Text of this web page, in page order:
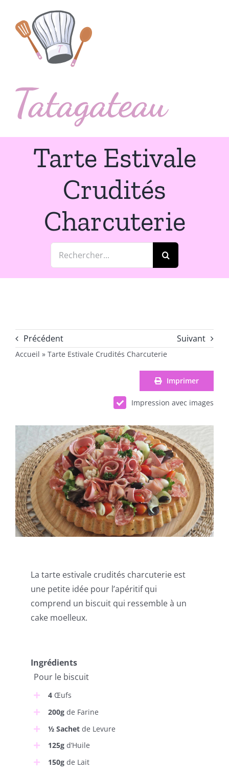
contenu
Tarte Estivale
Crudités
Charcuterie
Rechercher:
Précédent Suivant
Accueil » Tarte Estivale Crudités Charcuterie
Imprimer
Impression avec images
La tarte estivale crudités charcuterie est
une petite idée pour l’apéritif qui
comprend un biscuit qui ressemble à un
cake moelleux.
Ingrédients
Pour le biscuit
4Œufs
200gde Farine
½ Sachetde Levure
125gd’Huile
150gde Lait